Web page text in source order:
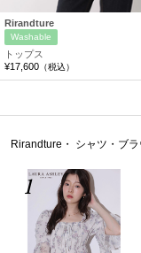
Rirandture
Washable
トップス
¥17,600 （税込）
Rirandture・ シャツ・ブ
1